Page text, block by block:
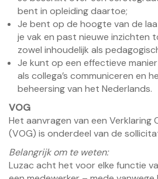
bent in opleiding daartoe;
Je bent op de hoogte van de
je vak en past nieuwe inzichten
zowel inhoudelijk als
Je kunt op een effectieve
als collega’s communiceren en
beheersing van het Nederlands.
VOG
Het aanvragen van een
(VOG) is onderdeel van de
Belangrijk om te weten:
Luzac acht het voor elke functie